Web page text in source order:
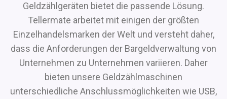
Geldzählgeräten bietet die passende Lösung.
Tellermate arbeitet mit einigen der größten
Einzelhandelsmarken der Welt und versteht daher,
dass die Anforderungen der Bargeldverwaltung von
Unternehmen zu Unternehmen variieren. Daher
bieten unsere Geldzählmaschinen
unterschiedliche Anschlussmöglichkeiten wie USB,